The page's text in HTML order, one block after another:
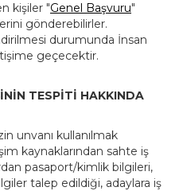
kişiler "Genel Başvuru"
gönderebilirler.
durumunda İnsan
geçecektir.
TESPİTİ HAKKINDA
unvanı kullanılmak
kaynaklarından sahte iş
pasaport/kimlik bilgileri,
talep edildiği, adaylara iş